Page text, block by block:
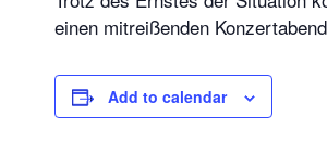
einen mitreißenden
Add to calendar